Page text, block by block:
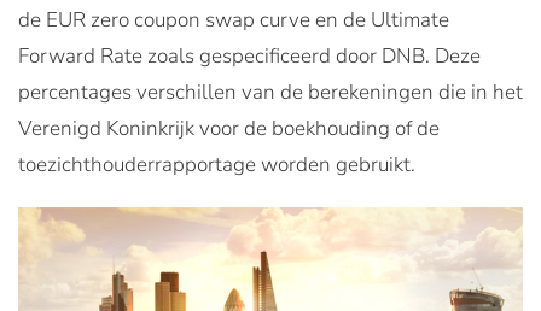
de EUR zero coupon swap curve en de Ultimate
Forward Rate zoals gespecificeerd door DNB. Deze
percentages verschillen van de berekeningen die in het
Verenigd Koninkrijk voor de boekhouding of de
toezichthouderrapportage worden gebruikt.